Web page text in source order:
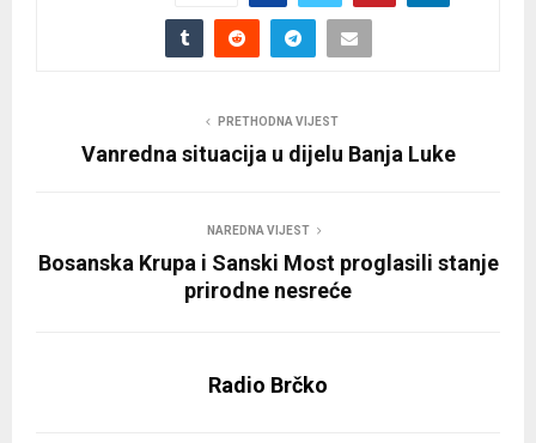
PRETHODNA VIJEST
Vanredna situacija u dijelu Banja Luke
NAREDNA VIJEST
Bosanska Krupa i Sanski Most proglasili stanje
prirodne nesreće
Radio Brčko